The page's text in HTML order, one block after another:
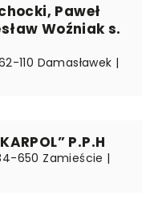
Paweł
Woźniak s.
110 Damasławek |
P.P.H
650 Zamieście |